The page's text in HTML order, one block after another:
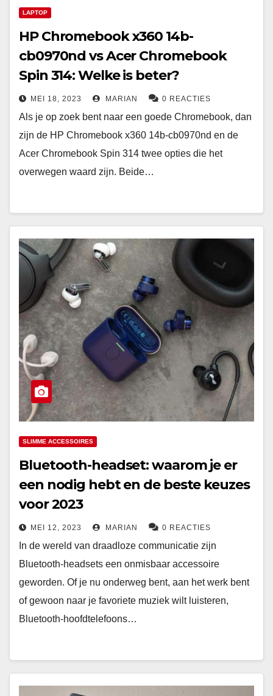
LAPTOP
HP Chromebook x360 14b-
cb0970nd vs Acer Chromebook
Spin 314: Welke is beter?
MEI 18, 2023 MARIAN 0 REACTIES
Als je op zoek bent naar een goede Chromebook, dan
zijn de HP Chromebook x360 14b-cb0970nd en de
Acer Chromebook Spin 314 twee opties die het
overwegen waard zijn. Beide…
SLIMME ACCESSOIRES
Bluetooth-headset: waarom je er
een nodig hebt en de beste keuzes
voor 2023
MEI 12, 2023 MARIAN 0 REACTIES
In de wereld van draadloze communicatie zijn
Bluetooth-headsets een onmisbaar accessoire
geworden. Of je nu onderweg bent, aan het werk bent
of gewoon naar je favoriete muziek wilt luisteren,
Bluetooth-hoofdtelefoons…